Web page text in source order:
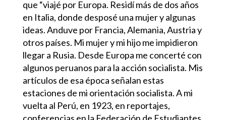
que “viajé por Europa. Residí más de dos años
en Italia, donde desposé una mujer y algunas
ideas. Anduve por Francia, Alemania, Austria y
otros países. Mi mujer y mi hijo me impidieron
llegar a Rusia. Desde Europa me concerté con
algunos peruanos para la acción socialista. Mis
artículos de esa época señalan estas
estaciones de mi orientación socialista. A mi
vuelta al Perú, en 1923, en reportajes,